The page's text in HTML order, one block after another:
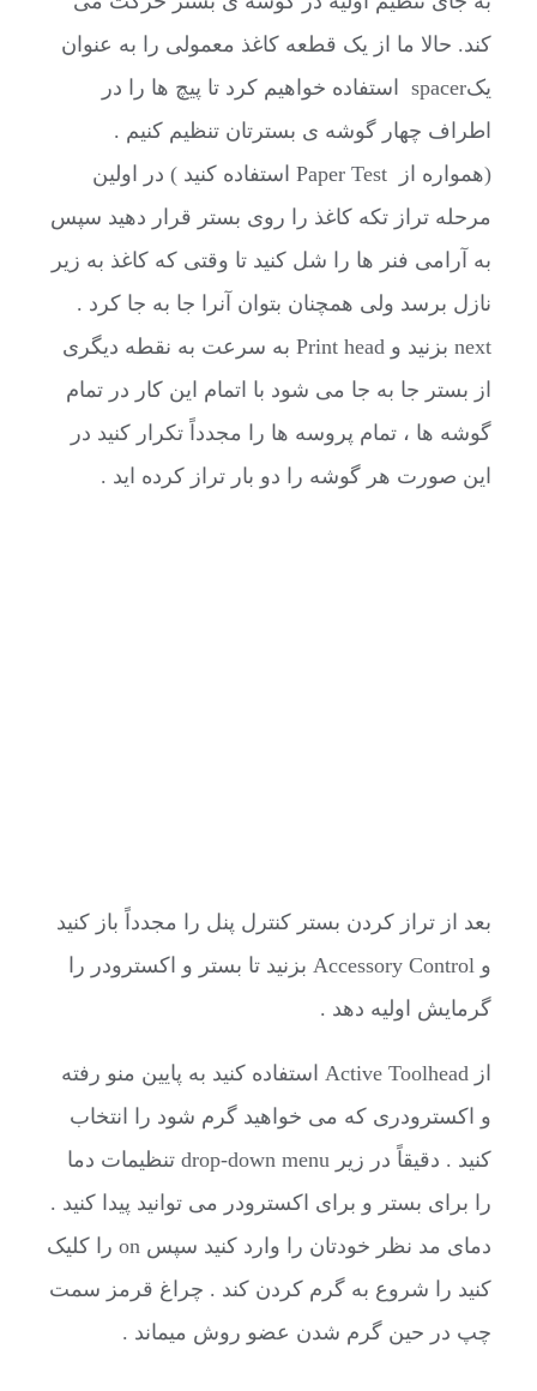
کند. حالا ما از یک قطعه کاغذ معمولی را به عنوان
یکspacer استفاده خواهیم کرد تا پیچ ها را در
اطراف چهار گوشه ی بسترتان تنظیم کنیم .
(همواره از Paper Test استفاده کنید ) در اولین
مرحله تراز تکه کاغذ را روی بستر قرار دهید سپس
به آرامی فنر ها را شل کنید تا وقتی که کاغذ به زیر
نازل برسد ولی همچنان بتوان آنرا جا به جا کرد .
next بزنید و Print head به سرعت به نقطه دیگری
از بستر جا به جا می شود با اتمام این کار در تمام
گوشه ها ، تمام پروسه ها را مجدداً تکرار کنید در
این صورت هر گوشه را دو بار تراز کرده اید .
بعد از تراز کردن بستر کنترل پنل را مجدداً باز کنید
و Accessory Control بزنید تا بستر و اکسترودر را
گرمایش اولیه دهد .
از Active Toolhead استفاده کنید به پایین منو رفته
و اکسترودری که می خواهید گرم شود را انتخاب
کنید . دقیقاً در زیر drop-down menu تنظیمات دما
را برای بستر و برای اکسترودر می توانید پیدا کنید .
دمای مد نظر خودتان را وارد کنید سپس on را کلیک
کنید را شروع به گرم کردن کند . چراغ قرمز سمت
چپ در حین گرم شدن عضو روش میماند .